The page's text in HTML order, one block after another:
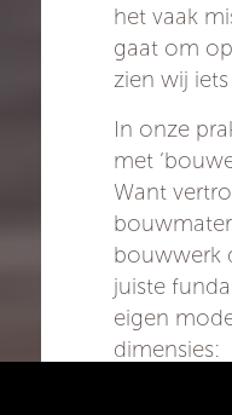
het vaak
gaat om
zien wij
In onze
met
Want
bouwwerk
juiste
eigen
dimensies: